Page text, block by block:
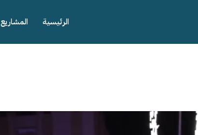
الرئيسية المشاريع